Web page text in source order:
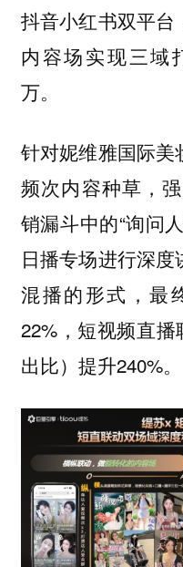
抖音小红书双平台
内容场实现三域
万。
针对妮维雅国际
频次内容种草，
销漏斗中的“询问
日播专场进行深
混播的形式，最
22%，短视频直
出比）提升240%。